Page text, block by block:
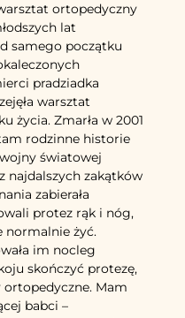
warsztat ortopedyczny
lat
samego początku
pradziadka
warsztat
życia. Zmarła w 2001
rodzinne historie
światowej
najdalszych zakątków
zabierała
protez rąk i nóg,
normalnie żyć.
im nocleg
skończyć protezę,
Mam
babci –